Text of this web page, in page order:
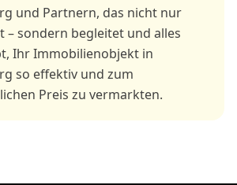
und Partnern, das nicht nur
– sondern begleitet und alles
Ihr Immobilienobjekt in
so effektiv und zum
Preis zu vermarkten.